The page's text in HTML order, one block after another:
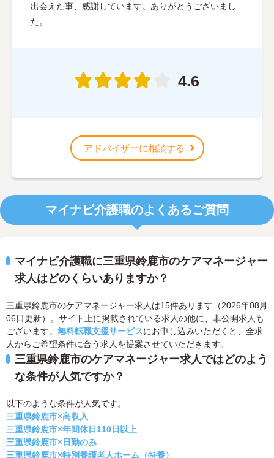
出会えた事、感謝しています。ありがとうございまし
た。
4.6
アドバイザーに相談する
マイナビ介護職のよくあるご質問
マイナビ介護職に三重県鈴鹿市のケアマネージャー
求人はどのくらいありますか？
三重県鈴鹿市のケアマネージャー求人は15件あります（2026年08月
06日更新）。サイト上に掲載されている求人の他に、非公開求人も
ございます。 無料転職支援サービスにお申し込みいただくと、全求
人からご希望条件に合う求人を提案させていただきます。
三重県鈴鹿市のケアマネージャー求人ではどのよう
な条件が人気ですか？
以下のような条件が人気です。
三重県鈴鹿市×高収入
三重県鈴鹿市×年間休日110日以上
三重県鈴鹿市×日勤のみ
三重県鈴鹿市×特別養護老人ホーム（特養）